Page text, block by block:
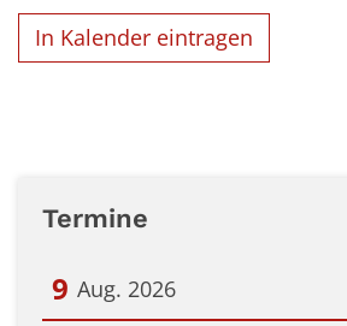
In Kalender eintragen
Termine
9 Aug. 2026